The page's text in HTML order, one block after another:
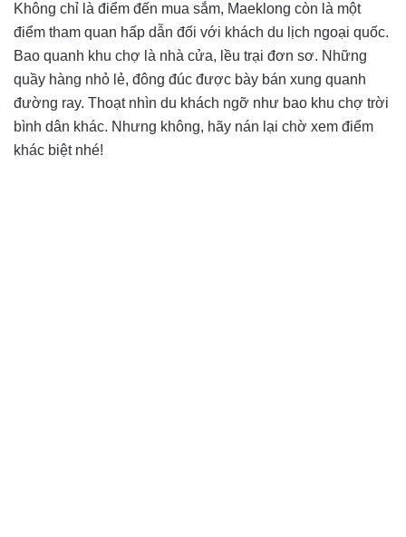
Không chỉ là điểm đến mua sắm, Maeklong còn là một
điểm tham quan hấp dẫn đối với khách du lịch ngoại quốc.
Bao quanh khu chợ là nhà cửa, lều trại đơn sơ. Những
quầy hàng nhỏ lẻ, đông đúc được bày bán xung quanh
đường ray. Thoạt nhìn du khách ngỡ như bao khu chợ trời
bình dân khác. Nhưng không, hãy nán lại chờ xem điểm
khác biệt nhé!